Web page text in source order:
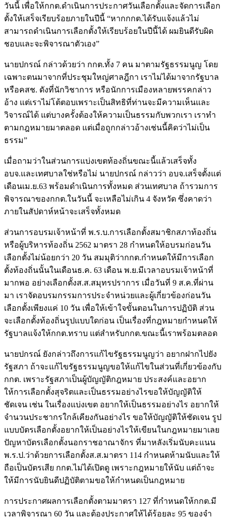
วันนี้ เพื่อให้กกต.ดำเนินการประกาศวันเลือกตั้งและจัดการเลือก
ตั้งให้เสร็จเรียบร้อยภายในปีนี้ “หากกกต.ได้รับแจ้งแล้วไม่
สามารถดำเนินการเลือกตั้งให้เรียบร้อยในปีนี้ได้ ผมยินดีรับผิด
ชอบและจะพิจารณาตัวเอง”
นายปกรณ์ กล่าวด้วยว่า กกต.ทั้ง 7 คน มาตามรัฐธรรมนูญ โดย
เฉพาะตนมาจากที่ประชุมใหญ่ศาลฎีกา เราไม่ได้มาจากรัฐบาล
หรือคสช. ดังที่นักวิชาการ หรือนักการเมืองหลายพรรคกล่าว
อ้าง แต่เราไม่โต้ตอบเพราะเป็นสิทธิที่ท่านจะมีความเห็นและ
วิจารณ์ได้ แต่บางครั้งต้องให้ความเป็นธรรมกับพวกเรา เราทำ
ตามกฎหมายมาตลอด แต่เมื่อถูกกล่าวอ้างเช่นนี้คิดว่าไม่เป็น
ธรรม”
เมื่อถามว่าในส่วนการแบ่งเขตท้องถิ่นขณะนี้แล้วเสร็จทั้ง
อบจ.และเทศบาลใช่หรือไม่ นายปกรณ์ กล่าวว่า อบจ.เสร็จตั้งแต่
เดือนเม.ย.63 พร้อมดำเนินการทั้งหมด ส่วนเทศบาล ถ้ารวมการ
พิจารณาของกกต.ในวันนี้ จะเหลือไม่เกิน 4 จังหวัด ซึ่งคาดว่า
ภายในสัปดาห์หน้าจะเสร็จทั้งหมด
ส่วนการอบรมเจ้าหน้าที่ พ.ร.บ.การเลือกตั้งสมาชิกสภาท้องถิ่น
หรือผู้บริหารท้องถิ่น 2562 มาตรา 28 กำหนดให้อบรมก่อนวัน
เลือกตั้งไม่น้อยกว่า 20 วัน สมมุติว่ากกต.กำหนดให้มีการเลือก
ตั้งท้องถิ่นนั้นในเดือนธ.ค. 63 เดือน พ.ย.มีเวลาอบรมเจ้าหน้าที่
มากพอ อย่างเลือกตั้งส.ส.สมุทรปราการ เมื่อวันที่ 9 ส.ค.ที่ผ่าน
มา เราจัดอบรมกรรมการประจำหน่วยและผู้เกี่ยวข้องก่อนวัน
เลือกตั้งเพียงแค่ 10 วัน เพื่อให้เข้าใจขั้นตอนในการปฏิบัติ ส่วน
จะเลือกตั้งท้องถิ่นรูปแบบใดก่อน เป็นเรื่องที่กฎหมายกำหนดให้
รัฐบาลแจ้งให้กกต.ทราบ แต่สำหรับกกต.ขณะนี้เราพร้อมตลอด
นายปกรณ์ ยังกล่าวถึงการแก้ไขรัฐธรรมนูญว่า อยากฝากไปยัง
รัฐสภา ถ้าจะแก้ไขรัฐธรรมนูญขอให้แก้ไขในส่วนที่เกี่ยวข้องกับ
กกต. เพราะรัฐสภาเป็นผู้บัญญัติกฎหมาย ประสงค์และอยาก
ให้การเลือกตั้งสุจริตและเป็นธรรมอย่างไรขอให้บัญญัติให้
ชัดเจน เช่น ในเรื่องแบ่งเขต อยากให้เป็นธรรมอย่างไร อยากให้
จำนวนประชากรใกล้เคียงกันอย่างไร ขอให้บัญญัติให้ชัดเจน รูป
แบบบัตรเลือกตั้งอยากให้เป็นอย่างไรให้เขียนในกฎหมายมาเลย
ปัญหาบัตรเลือกตั้งนอกราชอาณาจักร ที่มาหลังเริ่มนับคะแนน
พ.ร.ป.ว่าด้วยการเลือกตั้งส.ส.มาตรา 114 กำหนดห้ามนับและให้
ถือเป็นบัตรเสีย กกต.ไม่ได้เปิดดู เพราะกฎหมายให้นับ แต่ถ้าจะ
ให้มีการนับยินดีปฏิบัติตามขอให้กำหนดเป็นกฎหมาย
การประกาศผลการเลือกตั้งตามมาตรา 127 ที่กำหนดให้กกต.มี
เวลาพิจารณา 60 วัน และต้องประกาศให้ได้ร้อยละ 95 ของจำ